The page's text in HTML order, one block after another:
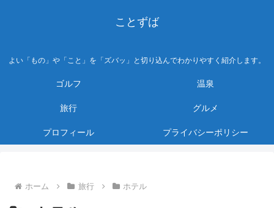
ことずば
よい「もの」や「こと」を「ズバッ」と切り込んでわかりやすく紹介します。
ゴルフ 温泉
旅行 グルメ
プロフィール プライバシーポリシー
ホーム 旅行 ホテル